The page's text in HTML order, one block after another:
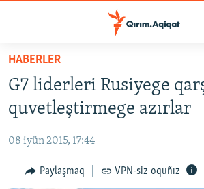
Esas
qaytmaq
Baş
navigatsiyağa
qaytmaq
qaytmaq
HABERLER
SİYASET
İQTİSADİYAT
CEMİYET
MEDENİYET
HABERLER
G7 liderleri Rusiyege
quvetleştirmege azırlar
08 iyün 2015, 17:44
Paylaşmaq VPN-siz oquñız